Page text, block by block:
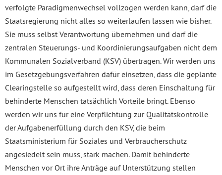
verfolgte Paradigmenwechsel vollzogen werden kann, darf die
Staatsregierung nicht alles so weiterlaufen lassen wie bisher.
Sie muss selbst Verantwortung übernehmen und darf die
zentralen Steuerungs- und Koordinierungsaufgaben nicht dem
Kommunalen Sozialverband (KSV) übertragen. Wir werden uns
im Gesetzgebungsverfahren dafür einsetzen, dass die geplante
Clearingstelle so aufgestellt wird, dass deren Einschaltung für
behinderte Menschen tatsächlich Vorteile bringt. Ebenso
werden wir uns für eine Verpflichtung zur Qualitätskontrolle
der Aufgabenerfüllung durch den KSV, die beim
Staatsministerium für Soziales und Verbraucherschutz
angesiedelt sein muss, stark machen. Damit behinderte
Menschen vor Ort ihre Anträge auf Unterstützung stellen